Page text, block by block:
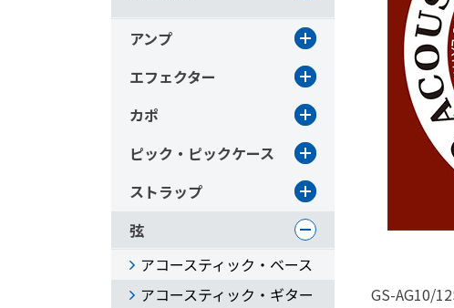
GS-AG10/
アンプ
エフェクター
カポ
ピック・ピックケース
ストラップ
弦
アコースティック・ベース
アコースティック・ギター